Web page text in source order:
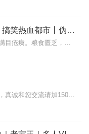
第九特区丨头陀渊演播丨搞笑热血都市丨伪戒丨VIP免费多人有声剧
【内容简介】灾变过后，大地满目疮痍。粮食匮乏，资源紧俏，局势混乱……一位从待规划区杀出来的青年，背对着漫天黄沙，孤身来到九区谋生，却不曾想偶然结识三五好友，一念...
关注我的个人的声音成长故事，真诚和您交流请加15068221257...